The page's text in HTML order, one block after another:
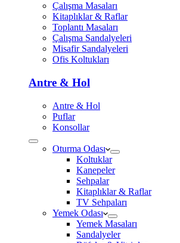
Çalışma Masaları
Kitaplıklar & Raflar
Toplantı Masaları
Çalışma Sandalyeleri
Misafir Sandalyeleri
Ofis Koltukları
Antre & Hol
Antre & Hol
Puflar
Konsollar
Oturma Odası
Koltuklar
Kanepeler
Sehpalar
Kitaplıklar & Raflar
TV Sehpaları
Yemek Odası
Yemek Masaları
Sandalyeler